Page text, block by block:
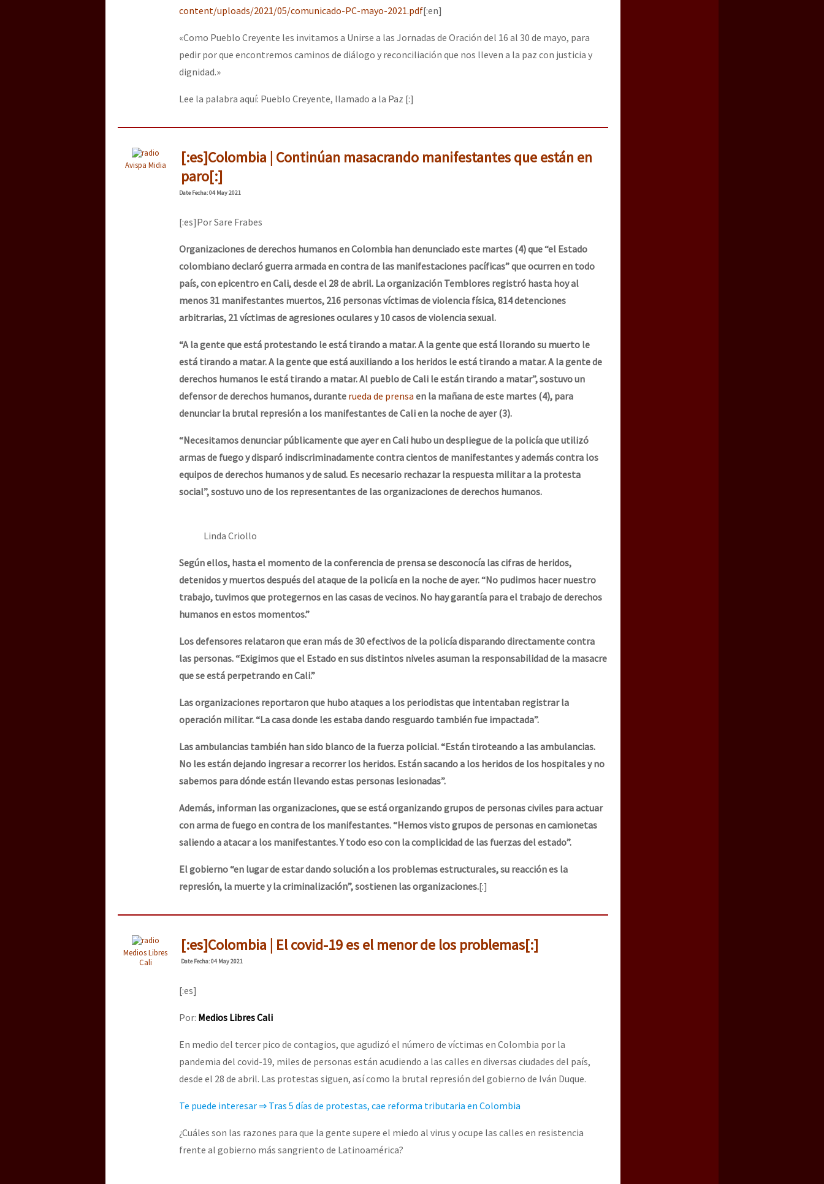
content/uploads/2021/05/comunicado-PC-mayo-2021.pdf[:en]
«Como Pueblo Creyente les invitamos a Unirse a las Jornadas de Oración del 16 al 30 de mayo, para
pedir por que encontremos caminos de diálogo y reconciliación que nos lleven a la paz con justicia y
dignidad.»
Lee la palabra aquí: Pueblo Creyente, llamado a la Paz [:]
Avispa Midia
[:es]Colombia | Continúan masacrando manifestantes que están en
paro[:]
DateFecha: 04 May 2021
[:es]Por Sare Frabes
Organizaciones de derechos humanos en Colombia han denunciado este martes (4) que “el Estado
colombiano declaró guerra armada en contra de las manifestaciones pacíficas” que ocurren en todo
país, con epicentro en Cali, desde el 28 de abril. La organización Temblores registró hasta hoy al
menos 31 manifestantes muertos, 216 personas víctimas de violencia física, 814 detenciones
arbitrarias, 21 víctimas de agresiones oculares y 10 casos de violencia sexual.
“A la gente que está protestando le está tirando a matar. A la gente que está llorando su muerto le
está tirando a matar. A la gente que está auxiliando a los heridos le está tirando a matar. A la gente de
derechos humanos le está tirando a matar. Al pueblo de Cali le están tirando a matar”, sostuvo un
defensor de derechos humanos, durante rueda de prensa en la mañana de este martes (4), para
denunciar la brutal represión a los manifestantes de Cali en la noche de ayer (3).
“Necesitamos denunciar públicamente que ayer en Cali hubo un despliegue de la policía que utilizó
armas de fuego y disparó indiscriminadamente contra cientos de manifestantes y además contra los
equipos de derechos humanos y de salud. Es necesario rechazar la respuesta militar a la protesta
social”, sostuvo uno de los representantes de las organizaciones de derechos humanos.
Linda Criollo
Según ellos, hasta el momento de la conferencia de prensa se desconocía las cifras de heridos,
detenidos y muertos después del ataque de la policía en la noche de ayer. “No pudimos hacer nuestro
trabajo, tuvimos que protegernos en las casas de vecinos. No hay garantía para el trabajo de derechos
humanos en estos momentos.”
Los defensores relataron que eran más de 30 efectivos de la policía disparando directamente contra
las personas. “Exigimos que el Estado en sus distintos niveles asuman la responsabilidad de la masacre
que se está perpetrando en Cali.”
Las organizaciones reportaron que hubo ataques a los periodistas que intentaban registrar la
operación militar. “La casa donde les estaba dando resguardo también fue impactada”.
Las ambulancias también han sido blanco de la fuerza policial. “Están tiroteando a las ambulancias.
No les están dejando ingresar a recorrer los heridos. Están sacando a los heridos de los hospitales y no
sabemos para dónde están llevando estas personas lesionadas”.
Además, informan las organizaciones, que se está organizando grupos de personas civiles para actuar
con arma de fuego en contra de los manifestantes. “Hemos visto grupos de personas en camionetas
saliendo a atacar a los manifestantes. Y todo eso con la complicidad de las fuerzas del estado”.
El gobierno “en lugar de estar dando solución a los problemas estructurales, su reacción es la
represión, la muerte y la criminalización”, sostienen las organizaciones.[:]
Medios Libres
Cali
[:es]Colombia | El covid-19 es el menor de los problemas[:]
DateFecha: 04 May 2021
[:es]
Por: Medios Libres Cali
En medio del tercer pico de contagios, que agudizó el número de víctimas en Colombia por la
pandemia del covid-19, miles de personas están acudiendo a las calles en diversas ciudades del país,
desde el 28 de abril. Las protestas siguen, así como la brutal represión del gobierno de Iván Duque.
Te puede interesar ⇒ Tras 5 días de protestas, cae reforma tributaria en Colombia
¿Cuáles son las razones para que la gente supere el miedo al virus y ocupe las calles en resistencia
frente al gobierno más sangriento de Latinoamérica?